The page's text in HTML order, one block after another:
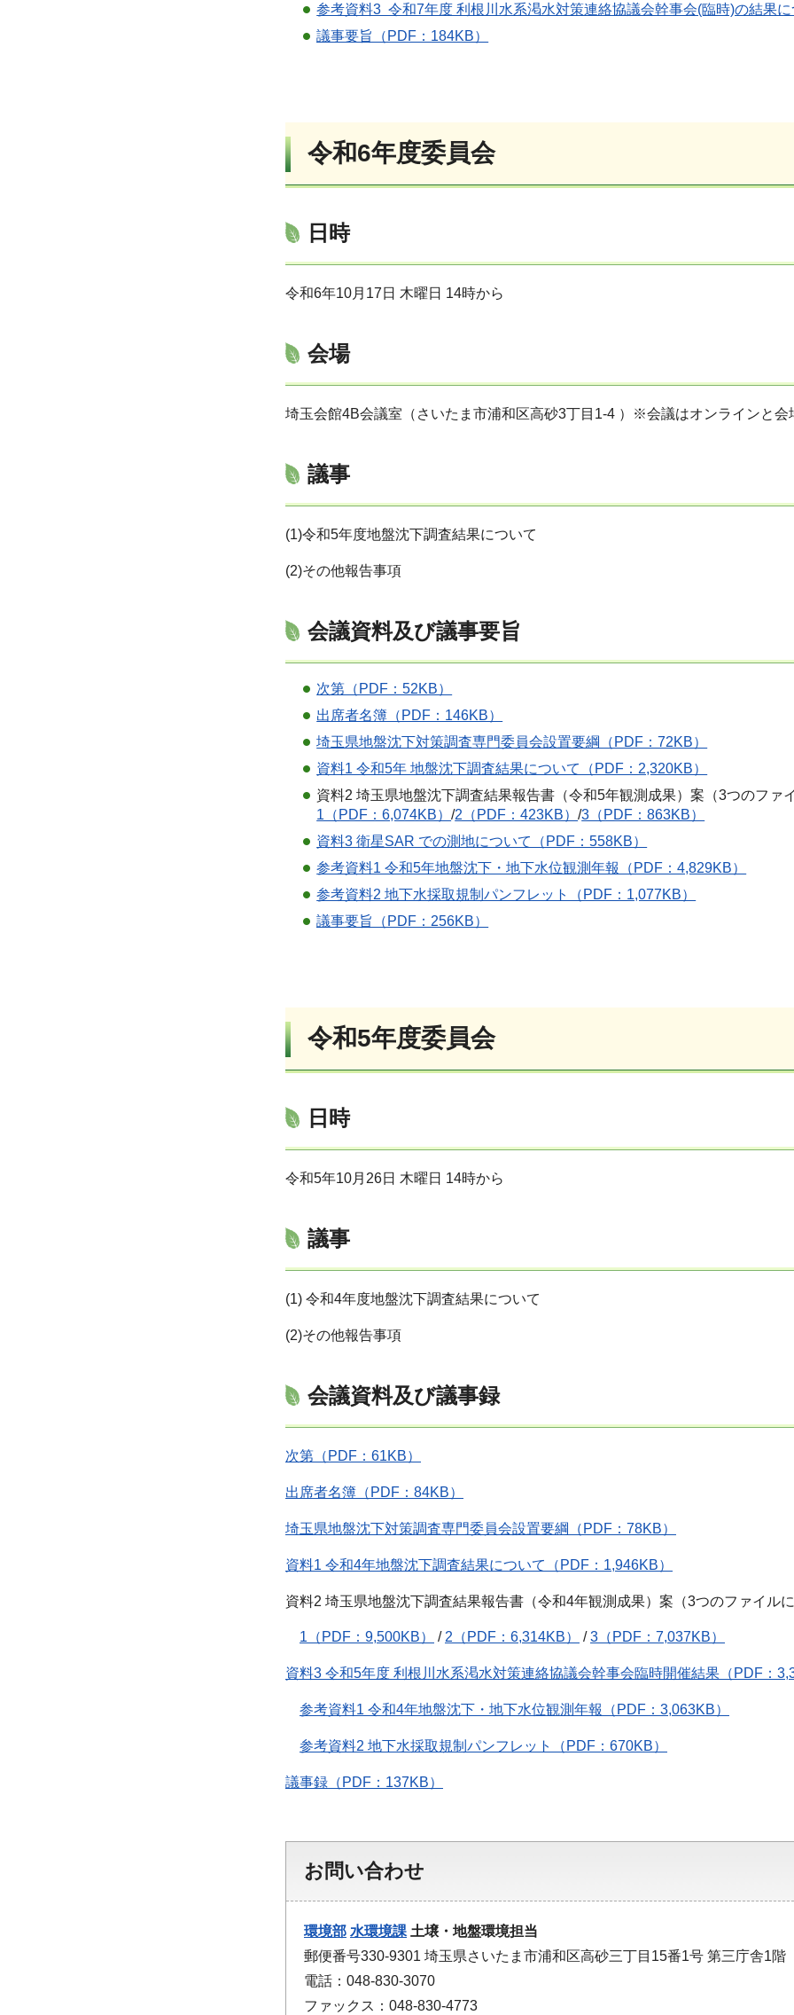
参考資料3 令和7年度 利根川水系渇水対策連絡協議会幹事会(臨時)の結果
議事要旨（PDF：184KB）
令和6年度委員会
日時
令和6年10月17日 木曜日 14時から
会場
埼玉会館4B会議室（さいたま市浦和区高砂3丁目1-4 ）※会議はオンラインと会
議事
(1)令和5年度地盤沈下調査結果について
(2)その他報告事項
会議資料及び議事要旨
次第（PDF：52KB）
出席者名簿（PDF：146KB）
埼玉県地盤沈下対策調査専門委員会設置要綱（PDF：72KB）
資料1 令和5年 地盤沈下調査結果について（PDF：2,320KB）
資料2 埼玉県地盤沈下調査結果報告書（令和5年観測成果）案（3つのファ
1（PDF：6,074KB）/2（PDF：423KB）/3（PDF：863KB）
資料3 衛星SAR での測地について（PDF：558KB）
参考資料1 令和5年地盤沈下・地下水位観測年報（PDF：4,829KB）
参考資料2 地下水採取規制パンフレット（PDF：1,077KB）
議事要旨（PDF：256KB）
令和5年度委員会
日時
令和5年10月26日 木曜日 14時から
議事
(1) 令和4年度地盤沈下調査結果について
(2)その他報告事項
会議資料及び議事録
次第（PDF：61KB）
出席者名簿（PDF：84KB）
埼玉県地盤沈下対策調査専門委員会設置要綱（PDF：78KB）
資料1 令和4年地盤沈下調査結果について（PDF：1,946KB）
資料2 埼玉県地盤沈下調査結果報告書（令和4年観測成果）案（3つのファイル
1（PDF：9,500KB） /2（PDF：6,314KB） /3（PDF：7,037KB）
資料3 令和5年度 利根川水系渇水対策連絡協議会幹事会臨時開催結果（PDF：
参考資料1 令和4年地盤沈下・地下水位観測年報（PDF：3,063KB）
参考資料2 地下水採取規制パンフレット（PDF：670KB）
議事録（PDF：137KB）
お問い合わせ
環境部 水環境課土壌・地盤環境担当
郵便番号330-9301 埼玉県さいたま市浦和区高砂三丁目15番1号 第三庁舎1階
電話：048-830-3070
ファックス：048-830-4773